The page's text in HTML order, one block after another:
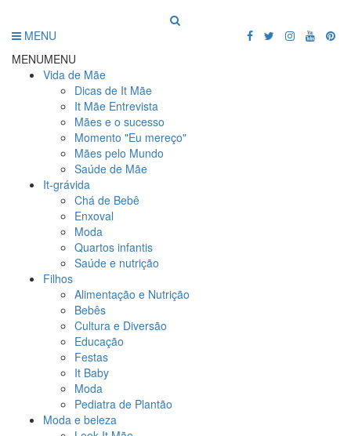
MENU
MENUMENU
Vida de Mãe
Dicas de It Mãe
It Mãe Entrevista
Mães e o sucesso
Momento "Eu mereço"
Mães pelo Mundo
Saúde de Mãe
It-grávida
Chá de Bebê
Enxoval
Moda
Quartos infantis
Saúde e nutrição
Filhos
Alimentação e Nutrição
Bebês
Cultura e Diversão
Educação
Festas
It Baby
Moda
Pediatra de Plantão
Moda e beleza